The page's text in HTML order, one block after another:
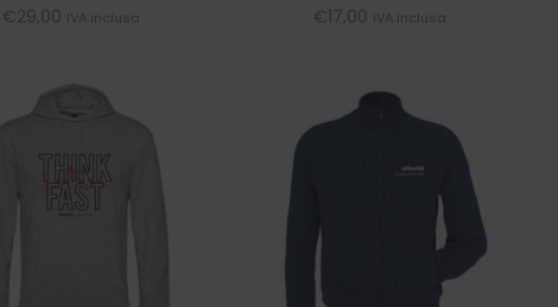
€29,00 IVA inclusa
€17,00 IVA inclusa